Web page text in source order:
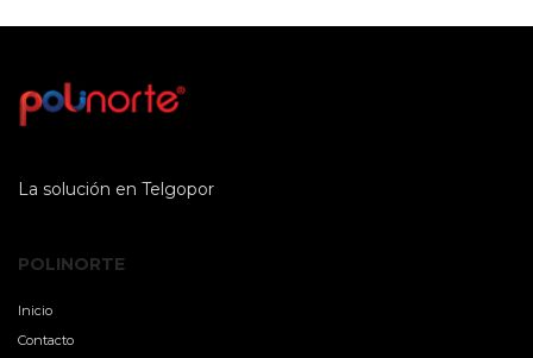
La solución en Telgopor
POLINORTE
Inicio
Contacto